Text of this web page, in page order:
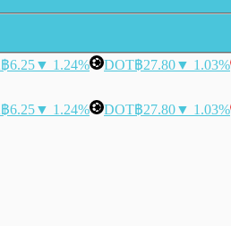
฿6.25▼ 1.24% DOT฿27.80▼ 1.03%
฿6.25▼ 1.24% DOT฿27.80▼ 1.03%